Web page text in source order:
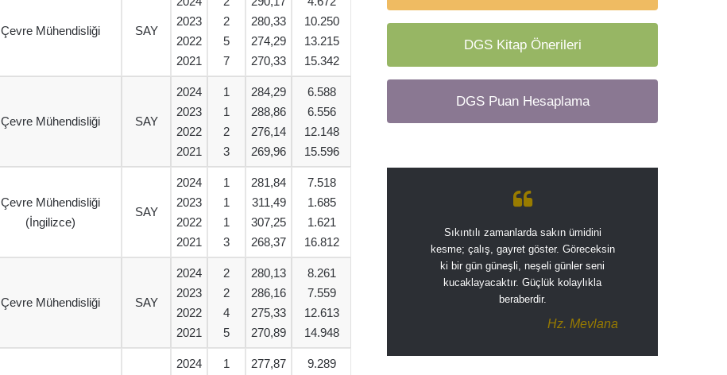
Çevre Mühendisliği SAY
2023
2022
2021
2
5
7
280,33
274,29
270,33
10.250
13.215
15.342
Çevre Mühendisliği SAY
2024
2023
2022
2021
1
1
2
3
284,29
288,86
276,14
269,96
6.588
6.556
12.148
15.596
Çevre Mühendisliği
(İngilizce)
SAY
2024
2023
2022
2021
1
1
1
3
281,84
311,49
307,25
268,37
7.518
1.685
1.621
16.812
Çevre Mühendisliği SAY
2024
2023
2022
2021
2
2
4
5
280,13
286,16
275,33
270,89
8.261
7.559
12.613
14.948
2024
1
277,87
9.289
DGS Kitap Önerileri
DGS Puan Hesaplama
Sıkıntılı zamanlarda sakın ümidini
kesme; çalış, gayret göster. Göreceksin
ki bir gün güneşli, neşeli günler seni
kucaklayacaktır. Güçlük kolaylıkla
beraberdir.
Hz. Mevlana